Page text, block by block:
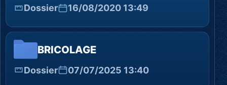
Dossier 16/08/2020 13:49
BRICOLAGE
Dossier 07/07/2025 13:40